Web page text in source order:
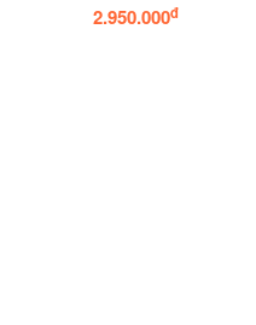
2.950.000đ